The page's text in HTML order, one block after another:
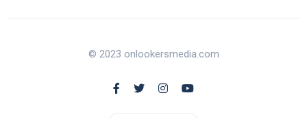
© 2023 onlookersmedia.com